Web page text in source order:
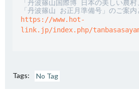
「丹波篠山国際博 日本の美しい農
https://www.hot-
link.jp/index.php/
Tags: No Tag